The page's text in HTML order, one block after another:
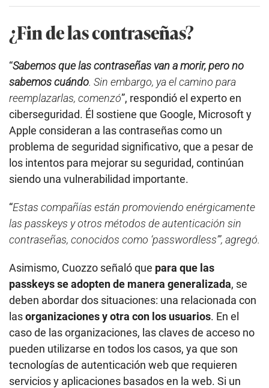
¿Fin de las contraseñas?
“Sabemos que las contraseñas van a morir, pero no
sabemos cuándo. Sin embargo, ya el camino para
reemplazarlas, comenzó”, respondió el experto en
ciberseguridad. Él sostiene que Google, Microsoft y
Apple consideran a las contraseñas como un
problema de seguridad significativo, que a pesar de
los intentos para mejorar su seguridad, continúan
siendo una vulnerabilidad importante.
“Estas compañías están promoviendo enérgicamente
las passkeys y otros métodos de autenticación sin
contraseñas, conocidos como ‘passwordless’”, agregó.
Asimismo, Cuozzo señaló que para que las
passkeys se adopten de manera generalizada, se
deben abordar dos situaciones: una relacionada con
lasorganizaciones y otra con los usuarios. En el
caso de las organizaciones, las claves de acceso no
pueden utilizarse en todos los casos, ya que son
tecnologías de autenticación web que requieren
servicios y aplicaciones basados en la web. Si un